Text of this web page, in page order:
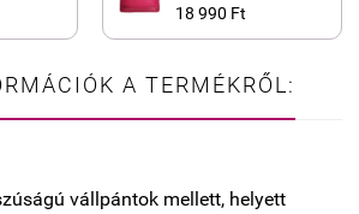
18 990 Ft
A TERMÉKRŐL:
vállpántok mellett, helyett